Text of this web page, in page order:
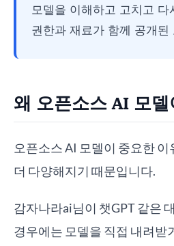
모델을 이해하고 고치고
권한과 재료가 함께 공개된
왜 오픈소스 AI 모
오픈소스 AI 모델이 중요한
더 다양해지기 때문입니다.
감자나라ai님이 챗GPT 같은
경우에는 모델을 직접 내려받